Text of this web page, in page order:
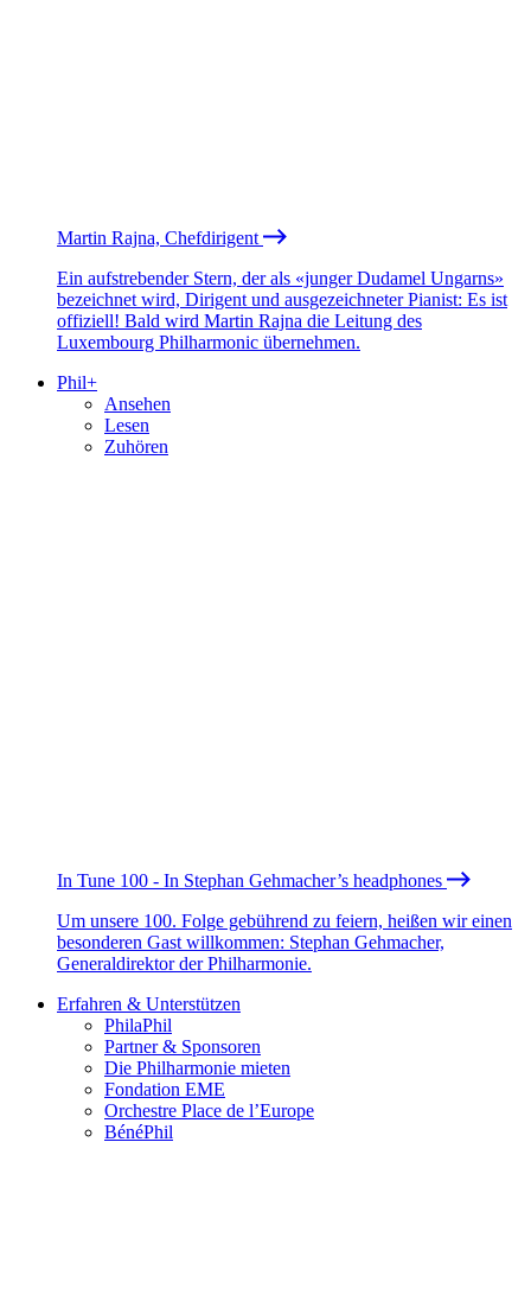
Martin Rajna, Chefdirigent
Ein aufstrebender Stern, der als «junger Dudamel Ungarns»
bezeichnet wird, Dirigent und ausgezeichneter Pianist: Es ist
offiziell! Bald wird Martin Rajna die Leitung des
Luxembourg Philharmonic übernehmen.
Phil+
Ansehen
Lesen
Zuhören
In Tune 100 - In Stephan Gehmacher’s headphones
Um unsere 100. Folge gebührend zu feiern, heißen wir einen
besonderen Gast willkommen: Stephan Gehmacher,
Generaldirektor der Philharmonie.
Erfahren & Unterstützen
PhilaPhil
Partner & Sponsoren
Die Philharmonie mieten
Fondation EME
Orchestre Place de l’Europe
BénéPhil